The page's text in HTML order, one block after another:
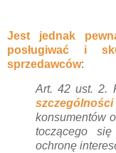
Jest jednak
posługiwać i
sprzedawców:
Art. 42 ust. 2.
konsumentów
toczącego
ochronę